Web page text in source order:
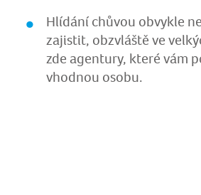
Hlídání chůvou obvykle
zajistit, obzvláště ve
zde agentury, které vám
vhodnou osobu.